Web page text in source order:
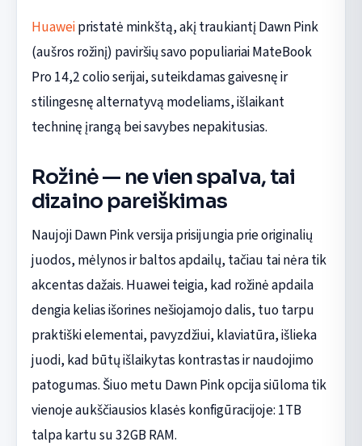
Huaweipristatė minkštą, akį traukiantį Dawn Pink
(aušros rožinį) paviršių savo populiariai MateBook
Pro 14,2 colio serijai, suteikdamas gaivesnę ir
stilingesnę alternatyvą modeliams, išlaikant
techninę įrangą bei savybes nepakitusias.
Rožinė — ne vien spalva, tai
dizaino pareiškimas
Naujoji Dawn Pink versija prisijungia prie originalių
juodos, mėlynos ir baltos apdailų, tačiau tai nėra tik
akcentas dažais. Huawei teigia, kad rožinė apdaila
dengia kelias išorines nešiojamojo dalis, tuo tarpu
praktiški elementai, pavyzdžiui, klaviatūra, išlieka
juodi, kad būtų išlaikytas kontrastas ir naudojimo
patogumas. Šiuo metu Dawn Pink opcija siūloma tik
vienoje aukščiausios klasės konfigūracijoje: 1TB
talpa kartu su 32GB RAM.